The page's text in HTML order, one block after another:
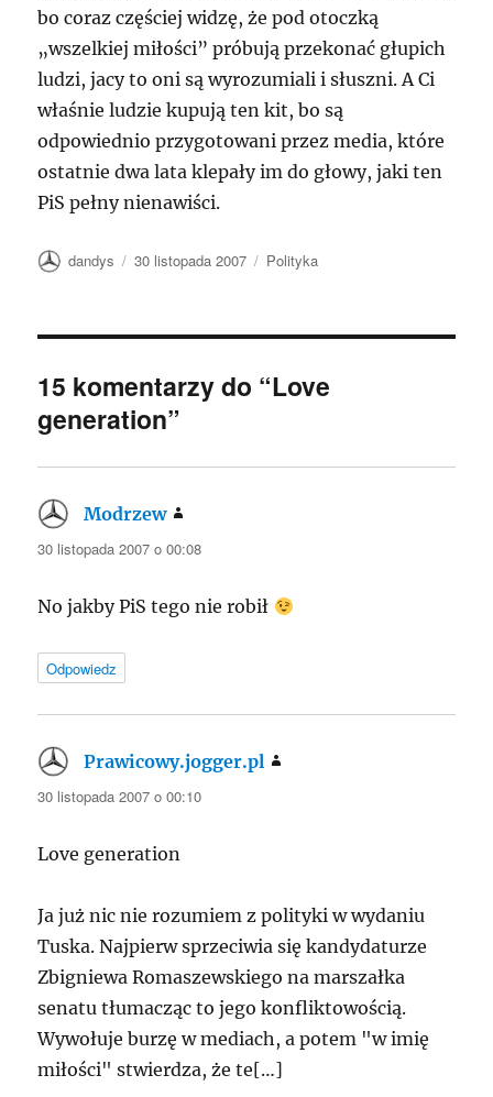
bo coraz częściej widzę, że pod otoczką
„wszelkiej miłości” próbują przekonać głupich
ludzi, jacy to oni są wyrozumiali i słuszni. A Ci
właśnie ludzie kupują ten kit, bo są
odpowiednio przygotowani przez media, które
ostatnie dwa lata klepały im do głowy, jaki ten
PiS pełny nienawiści.
Autor
dandys
Data
30 listopada 2007 Kategorie
Polityka
15 komentarzy do “Love
generation”
Modrzew
30 listopada 2007 o 00:08
No jakby PiS tego nie robił
Odpowiedz
Prawicowy.jogger.pl
30 listopada 2007 o 00:10
Love generation
Ja już nic nie rozumiem z polityki w wydaniu
Tuska. Najpierw sprzeciwia się kandydaturze
Zbigniewa Romaszewskiego na marszałka
senatu tłumacząc to jego konfliktowością.
Wywołuje burzę w mediach, a potem "w imię
miłości" stwierdza, że te[…]